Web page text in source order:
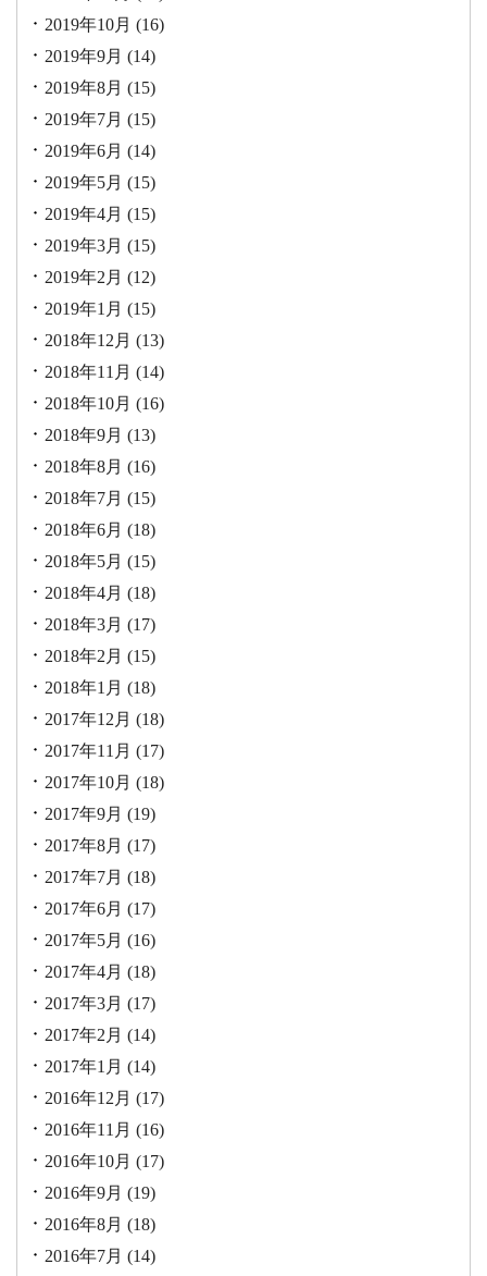
2019年10月 (16)
2019年9月 (14)
2019年8月 (15)
2019年7月 (15)
2019年6月 (14)
2019年5月 (15)
2019年4月 (15)
2019年3月 (15)
2019年2月 (12)
2019年1月 (15)
2018年12月 (13)
2018年11月 (14)
2018年10月 (16)
2018年9月 (13)
2018年8月 (16)
2018年7月 (15)
2018年6月 (18)
2018年5月 (15)
2018年4月 (18)
2018年3月 (17)
2018年2月 (15)
2018年1月 (18)
2017年12月 (18)
2017年11月 (17)
2017年10月 (18)
2017年9月 (19)
2017年8月 (17)
2017年7月 (18)
2017年6月 (17)
2017年5月 (16)
2017年4月 (18)
2017年3月 (17)
2017年2月 (14)
2017年1月 (14)
2016年12月 (17)
2016年11月 (16)
2016年10月 (17)
2016年9月 (19)
2016年8月 (18)
2016年7月 (14)